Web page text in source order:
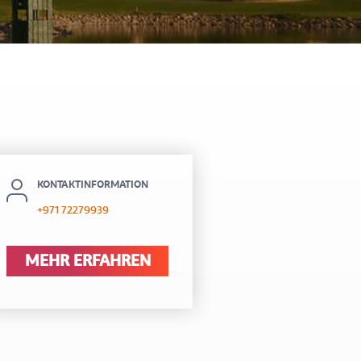
KONTAKTINFORMATION
+971 72279939
MEHR ERFAHREN